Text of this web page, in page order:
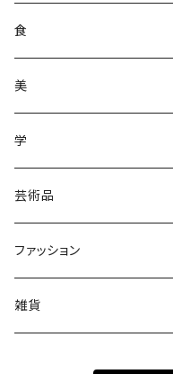
食
調味料
加工品
ジュース
ジュース
野菜
果物
野菜
美
ヘアケア
化粧品
学
芸術品
皿
木
ファッション
Tシャツ
雑貨